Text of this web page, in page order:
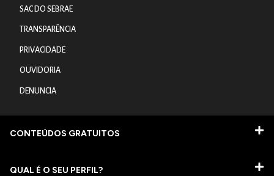
SAC DO SEBRAE
TRANSPARÊNCIA
PRIVACIDADE
OUVIDORIA
DENUNCIA
CONTEÚDOS GRATUITOS
QUAL É O SEU PERFIL?